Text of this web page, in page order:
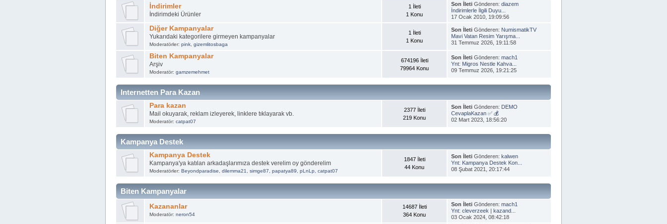
İndirimler
İndirimdeki Ürünler
1 İleti
1 Konu
Son İleti Gönderen:diazem
İndirimlerle İlgili Duyu...
17 Ocak 2010, 19:09:56
Diğer Kampanyalar
Yukarıdaki kategorilere girmeyen kampanyalar
Moderatörler: pink, gizemlitosbaga
1 İleti
1 Konu
Son İleti Gönderen: NumismatikTV
Mavi Vatan Resim Yarışma...
31 Temmuz 2026, 19:11:58
Biten Kampanyalar
Arşiv
Moderatör: gamzemehmet
674196 İleti
79964 Konu
Son İleti Gönderen:mach1
Ynt: Migros Nestle Kahva...
09 Temmuz 2026, 19:21:25
Internetten Para Kazan
Para kazan
Mail okuyarak, reklam izleyerek, linklere tıklayarak vb.
Moderatör: catpat07
2377 İleti
219 Konu
Son İleti Gönderen: DEMO
CevaplaKazan ✅ 💰
02 Mart 2023, 18:56:20
Kampanya Destek
Kampanya Destek
Kampanya'ya katılan arkadaşlarımıza destek verelim oy gönderelim
Moderatörler: Beyondparadise dilemma21 simge87 papatya89 pLnLp catpat07
1847 İleti
44 Konu
Son İleti Gönderen:kalwen
Ynt: Kampanya Destek Kon...
08 Şubat 2021, 20:17:44
Biten Kampanyalar
Kazananlar
Moderatör: neron54
14687 İleti
364 Konu
Son İleti Gönderen:mach1
Ynt: cleverzeek | kazand...
03 Ocak 2024, 08:42:18